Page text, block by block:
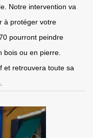
Notre intervention va
à protéger votre
pourront peindre
bois ou en pierre.
et retrouvera toute sa